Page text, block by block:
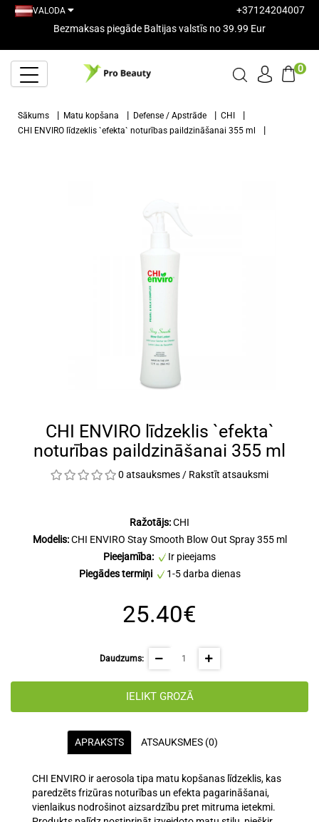
VALODA
+37124204007
Bezmaksas piegāde Baltijas valstīs no 39.99 Eur
0
Sākums Matu kopšana Defense / Apstrāde
CHI
CHI ENVIRO līdzeklis `efekta` noturības paildzināšanai 355 ml
CHI ENVIRO līdzeklis `efekta`
noturības paildzināšanai 355 ml
0 atsauksmes / Rakstīt atsauksmi
Ražotājs:CHI
Modelis:CHI ENVIRO Stay Smooth Blow Out Spray 355 ml
Pieejamība:
Ir pieejams
Piegādes termiņi
1-5 darba dienas
25.40€
Daudzums:
IELIKT GROZĀ
APRAKSTS ATSAUKSMES (0)
CHI ENVIRO ir aerosola tipa matu kopšanas līdzeklis, kas
paredzēts frizūras noturības un efekta pagarināšanai,
vienlaikus nodrošinot aizsardzību pret mitruma ietekmi.